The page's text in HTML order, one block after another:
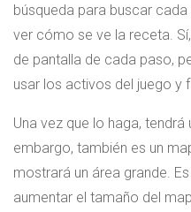
búsqueda para buscar
ver cómo se ve la receta.
de pantalla de cada paso,
usar los activos del juego y
Una vez que lo haga,
embargo, también es un
mostrará un área grande.
aumentar el tamaño del